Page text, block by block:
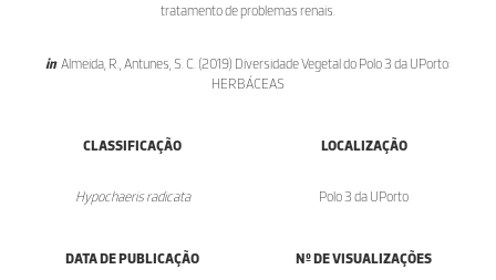
tratamento de problemas renais.
in: Almeida, R., Antunes, S. C. (2019) Diversidade Vegetal do Polo 3 da UPorto:
HERBÁCEAS
CLASSIFICAÇÃO
Hypochaeris radicata
LOCALIZAÇÃO
Polo 3 da UPorto
DATA DE PUBLICAÇÃO Nº DE VISUALIZAÇÕES